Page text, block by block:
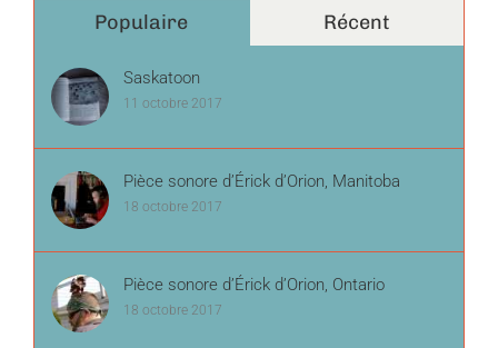
Populaire Récent
Saskatoon
11 octobre 2017
Pièce sonore d’Érick d’Orion, Manitoba
18 octobre 2017
Pièce sonore d’Érick d’Orion, Ontario
18 octobre 2017